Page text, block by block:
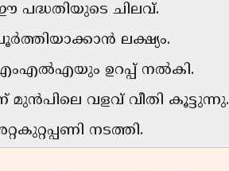
പദ്ധതിയുടെ ചിലവ്.
ലക്ഷ്യം.
ഉറപ്പ് നൽകി.
മുൻപിലെ വളവ് വീതി കൂട്ടുന്നു.
നടത്തി.